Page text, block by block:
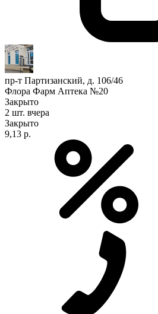
пр-т Партизанский, д. 106/46
Флора Фарм Аптека №20
Закрыто
2 шт. вчера
Закрыто
9,13 р.